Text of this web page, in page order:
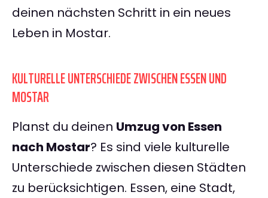
deinen nächsten Schritt in ein neues
Leben in Mostar.
KULTURELLE UNTERSCHIEDE ZWISCHEN ESSEN UND
MOSTAR
Planst du deinen Umzug von Essen
nach Mostar? Es sind viele kulturelle
Unterschiede zwischen diesen Städten
zu berücksichtigen. Essen, eine Stadt,